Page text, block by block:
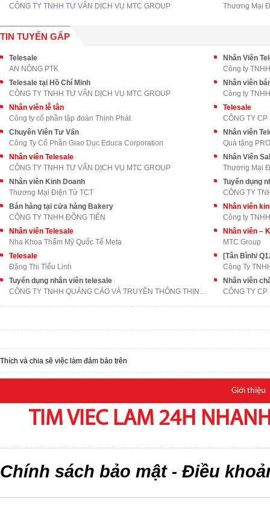
CÔNG TY TNHH TƯ VẤN DỊCH VỤ MTC GROUP
Thương Mại
TIN TUYỂN GẤP
Telesale
AN NÔNG PTK
Nhân Viên
Công ty
Telesale tại Hồ Chí Minh
CÔNG TY TNHH TƯ VẤN DỊCH VỤ MTC GROUP
Nhân viên
Công ty
Nhân viên lễ tân
Công ty cổ phần tập đoàn Thịnh Phát
Telesale
CÔNG TY CP
Chuyên Viên Tư Vấn
Công Ty Cổ Phần Giao Dục Educa Corporation
Nhân viên
Quà tặng
Nhân viên Telesale
CÔNG TY TNHH TƯ VẤN DỊCH VỤ MTC GROUP
Nhân Viên
Thương Mại
Nhân viên Kinh Doanh
Thương Mại Điện Tử TCT
Tuyển dụng
Bán hàng tại cửa hàng Bakery
CÔNG TY TNHH ĐỒNG TIẾN
Nhân viên
Công ty
Nhân viên Telesale
Nha Khoa Thẩm Mỹ Quốc Tế Meta
Nhân viên –
MTC Group
Telesale
Đặng Thị Tiểu Linh
Công Ty
Tuyển dụng nhân viên telesale
CÔNG TY TNHH QUẢNG CÁO VÀ TRUYỀN THÔNG THỊNH AN PH
Nhân viên
CÔNG TY CP
Thích và chia sẽ việc làm đảm bảo trên
Giới thiệu
TIM VIEC LAM 24H
Chính sách bảo mật- Điều